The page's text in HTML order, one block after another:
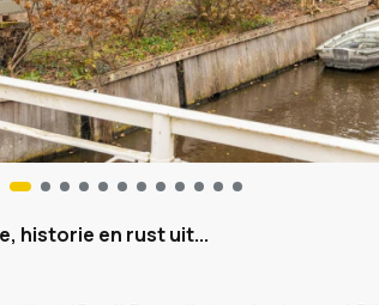
historie en rust uit...